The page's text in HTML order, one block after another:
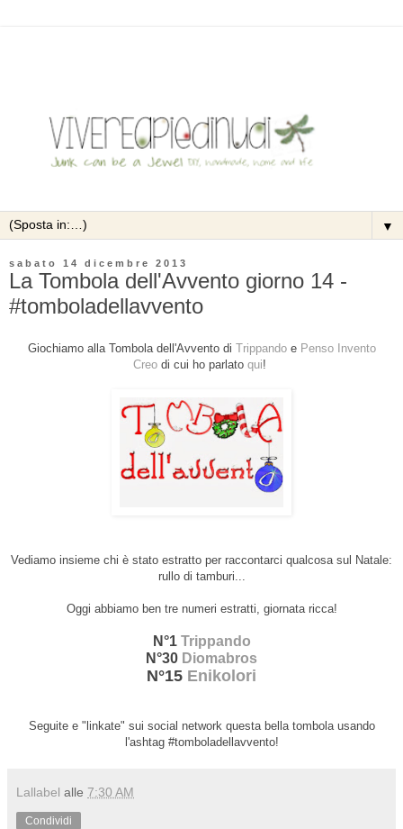
▼
sabato 14 dicembre 2013
La Tombola dell'Avvento giorno 14 -
#tomboladellavvento
Giochiamo alla Tombola dell'Avvento di Trippando e Penso Invento
Creo di cui ho parlato qui!
Vediamo insieme chi è stato estratto per raccontarci qualcosa sul Natale:
rullo di tamburi...
Oggi abbiamo ben tre numeri estratti, giornata ricca!
N°1 Trippando
N°30 Diomabros
N°15 Enikolori
Seguite e "linkate" sui social network questa bella tombola usando
l'ashtag #tomboladellavvento!
Lallabel alle 7:30 AM
Condividi